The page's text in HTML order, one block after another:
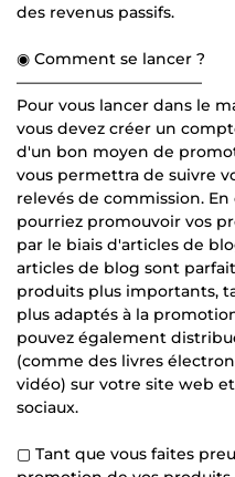
des revenus passifs.
◉ Comment se lancer ?
————————————
Pour vous lancer dans le
vous devez créer un
d'un bon moyen de
vous permettra de suivre
relevés de commission.
pourriez promouvoir vos
par le biais d'articles de
articles de blog sont
produits plus importants,
plus adaptés à la
pouvez également
(comme des livres
vidéo) sur votre site web
sociaux.
▢ Tant que vous faites